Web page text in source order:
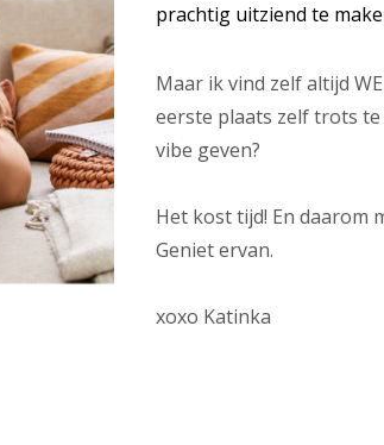
prachtig uitziend te
Maar ik vind zelf altijd
eerste plaats zelf trots
vibe geven?
Het kost tijd! En daarom
Geniet ervan.
xoxo Katinka